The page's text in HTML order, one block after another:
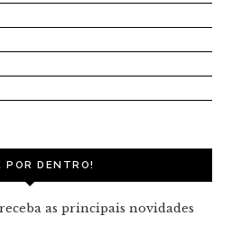
POR DENTRO!
as principais novidades